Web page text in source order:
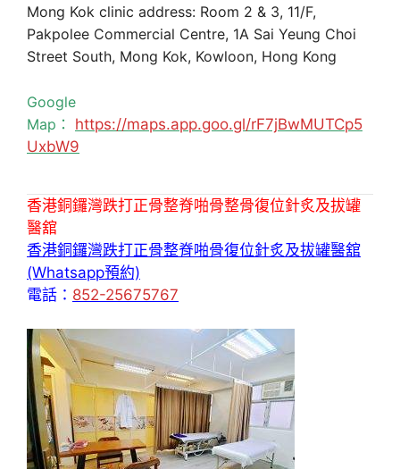
Mong Kok clinic address: Room 2 & 3, 11/F,
Pakpolee Commercial Centre, 1A Sai Yeung Choi
Street South, Mong Kok, Kowloon, Hong Kong
Google
Map： https://maps.app.goo.gl/rF7jBwMUTCp5
UxbW9
香港銅鑼灣跌打正骨整脊啪骨整骨復位針炙及拔罐
醫舘
香港銅鑼灣跌打正骨整脊啪骨復位針炙及拔罐醫舘
(Whatsapp預約)
電話： 852-25675767